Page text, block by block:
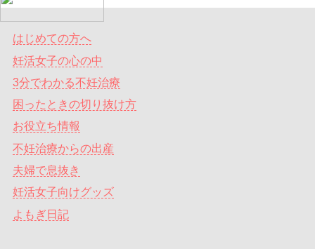
はじめての方へ
妊活女子の心の中
3分でわかる不妊治療
困ったときの切り抜け方
お役立ち情報
不妊治療からの出産
夫婦で息抜き
妊活女子向けグッズ
よもぎ日記